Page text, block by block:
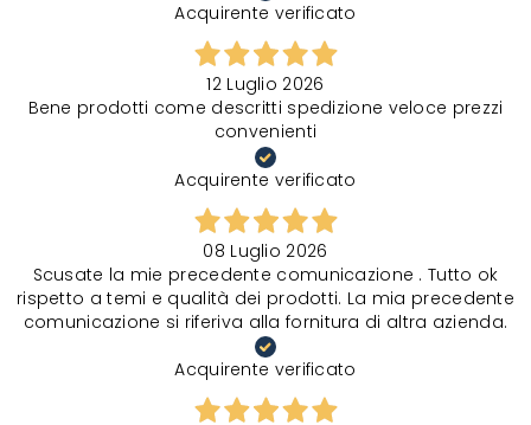
Acquirente verificato
12 Luglio 2026
Bene prodotti come descritti spedizione veloce prezzi
convenienti
Acquirente verificato
08 Luglio 2026
Scusate la mie precedente comunicazione . Tutto ok
rispetto a temi e qualità dei prodotti. La mia precedente
comunicazione si riferiva alla fornitura di altra azienda.
Acquirente verificato